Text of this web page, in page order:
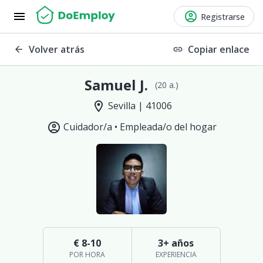
menu account_circle Registrarse
arrow_back Volver atrás link Copiar enlace
Samuel J. (20 a.)
location_on Sevilla | 41006
account_circle Cuidador/a • Empleada/o del hogar
€ 8-10
POR HORA
3+ años
EXPERIENCIA